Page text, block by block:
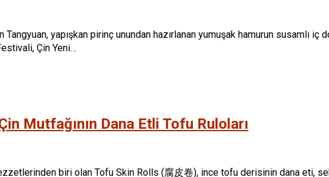
Tangyuan, yapışkan pirinç unundan hazırlanan yumuşak hamurun
Çin Yeni…
Mutfağının Dana Etli Tofu Ruloları
biri olan Tofu Skin Rolls (腐皮卷), ince tofu derisinin dana eti,